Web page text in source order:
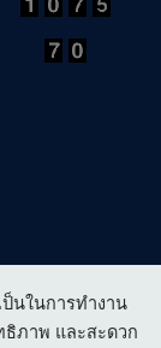
นในการทำงาน
ธิภาพ และสะดวก
ชตะพานหิน . All
| นโยบายการ